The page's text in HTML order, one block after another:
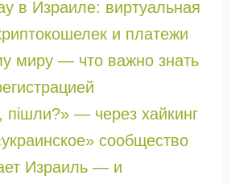
в Израиле: виртуальная
и платежи
миру — что важно знать
— через хайкинг
сообщество
Израиль — и